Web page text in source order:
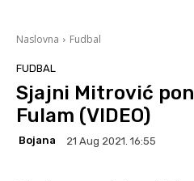
Naslovna Fudbal
FUDBAL
Sjajni Mitrović
Fulam (VIDEO)
Bojana 21 Aug 2021. 16:55